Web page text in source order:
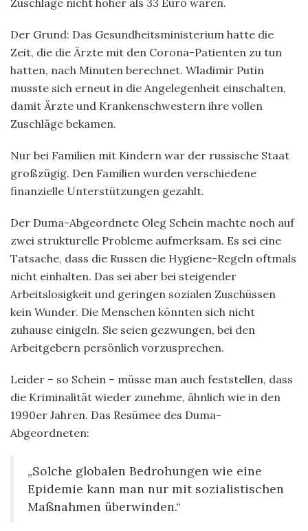
Zuschläge nicht höher als 33 Euro waren.
Der Grund: Das Gesundheitsministerium hatte die
Zeit, die die Ärzte mit den Corona-Patienten zu tun
hatten, nach Minuten berechnet. Wladimir Putin
musste sich erneut in die Angelegenheit einschalten,
damit Ärzte und Krankenschwestern ihre vollen
Zuschläge bekamen.
Nur bei Familien mit Kindern war der russische Staat
großzügig. Den Familien wurden verschiedene
finanzielle Unterstützungen gezahlt.
Der Duma-Abgeordnete Oleg Schein machte noch auf
zwei strukturelle Probleme aufmerksam. Es sei eine
Tatsache, dass die Russen die Hygiene-Regeln oftmals
nicht einhalten. Das sei aber bei steigender
Arbeitslosigkeit und geringen sozialen Zuschüssen
kein Wunder. Die Menschen könnten sich nicht
zuhause einigeln. Sie seien gezwungen, bei den
Arbeitgebern persönlich vorzusprechen.
Leider – so Schein – müsse man auch feststellen, dass
die Kriminalität wieder zunehme, ähnlich wie in den
1990er Jahren. Das Resümee des Duma-
Abgeordneten:
„Solche globalen Bedrohungen wie eine
Epidemie kann man nur mit sozialistischen
Maßnahmen überwinden.“